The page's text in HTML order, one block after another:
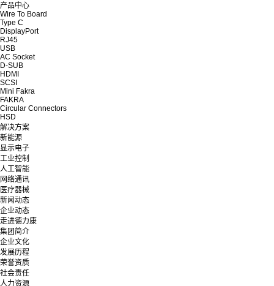
产品中心
Wire To Board
Type C
DisplayPort
RJ45
USB
AC Socket
D-SUB
HDMI
SCSI
Mini Fakra
FAKRA
Circular Connectors
HSD
解决方案
新能源
显示电子
工业控制
人工智能
网络通讯
医疗器械
新闻动态
企业动态
走进德力康
集团简介
企业文化
发展历程
荣誉资质
社会责任
人力资源